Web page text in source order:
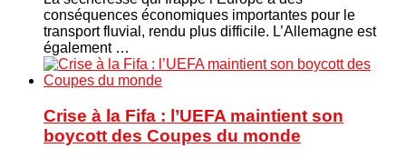
conséquences économiques importantes pour le
transport fluvial, rendu plus difficile. L’Allemagne est
également …
Crise à la Fifa : l’UEFA maintient son
boycott des Coupes du monde